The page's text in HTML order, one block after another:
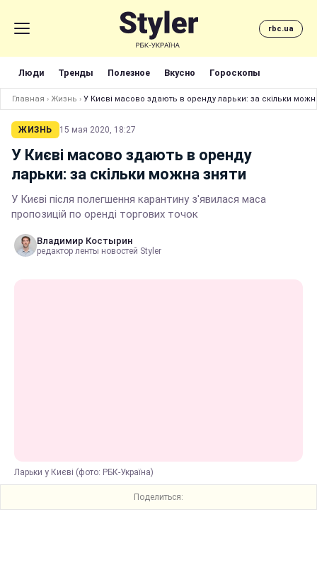
rbc.ua
Люди Тренды Полезное Вкусно Гороскопы
Главная › Жизнь › У Києві масово здають в оренду ларьки: за скільки
ЖИЗНЬ 15 мая 2020, 18:27
У Києві масово здають в оренду
ларьки: за скільки можна зняти
У Києві після полегшення карантину з'явилася маса
пропозицій по оренді торгових точок
Владимир Костырин
редактор ленты новостей Styler
Ларьки у Києві (фото: РБК-Україна)
Поделиться: